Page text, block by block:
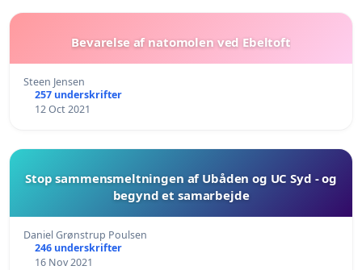
Bevarelse af natomolen ved Ebeltoft
Steen Jensen
257 underskrifter
12 Oct 2021
Stop sammensmeltningen af Ubåden og UC Syd - og
begynd et samarbejde
Daniel Grønstrup Poulsen
246 underskrifter
16 Nov 2021